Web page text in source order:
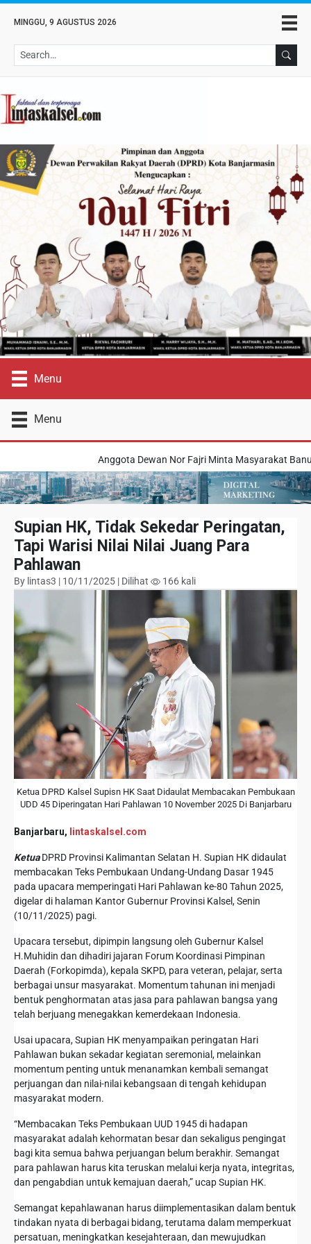
MINGGU, 9 AGUSTUS 2026
Menu
Menu
Anggota Dewan Nor Fajri Minta Masyarakat Banua
Supian HK, Tidak Sekedar Peringatan,
Tapi Warisi Nilai Nilai Juang Para
Pahlawan
By lintas3 | 10/11/2025 | Dilihat 166 kali
Ketua DPRD Kalsel Supisn HK Saat Didaulat Membacakan Pembukaan
UDD 45 Diperingatan Hari Pahlawan 10 November 2025 Di Banjarbaru
Banjarbaru, lintaskalsel.com
KetuaDPRD Provinsi Kalimantan Selatan H. Supian HK didaulat
membacakan Teks Pembukaan Undang-Undang Dasar 1945
pada upacara memperingati Hari Pahlawan ke-80 Tahun 2025,
digelar di halaman Kantor Gubernur Provinsi Kalsel, Senin
(10/11/2025) pagi.
Upacara tersebut, dipimpin langsung oleh Gubernur Kalsel
H.Muhidin dan dihadiri jajaran Forum Koordinasi Pimpinan
Daerah (Forkopimda), kepala SKPD, para veteran, pelajar, serta
berbagai unsur masyarakat. Momentum tahunan ini menjadi
bentuk penghormatan atas jasa para pahlawan bangsa yang
telah berjuang menegakkan kemerdekaan Indonesia.
Usai upacara, Supian HK menyampaikan peringatan Hari
Pahlawan bukan sekadar kegiatan seremonial, melainkan
momentum penting untuk menanamkan kembali semangat
perjuangan dan nilai-nilai kebangsaan di tengah kehidupan
masyarakat modern.
“Membacakan Teks Pembukaan UUD 1945 di hadapan
masyarakat adalah kehormatan besar dan sekaligus pengingat
bagi kita semua bahwa perjuangan belum berakhir. Semangat
para pahlawan harus kita teruskan melalui kerja nyata, integritas,
dan pengabdian untuk kemajuan daerah,” ucap Supian HK.
Semangat kepahlawanan harus diimplementasikan dalam bentuk
tindakan nyata di berbagai bidang, terutama dalam memperkuat
persatuan, meningkatkan kesejahteraan, dan mewujudkan